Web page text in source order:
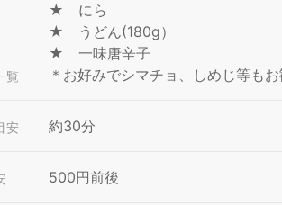
覧
★ にら
★ うどん(180g）
★ 一味唐辛子
＊お好みでシマチョ、しめじ等も
安 約30分
500円前後